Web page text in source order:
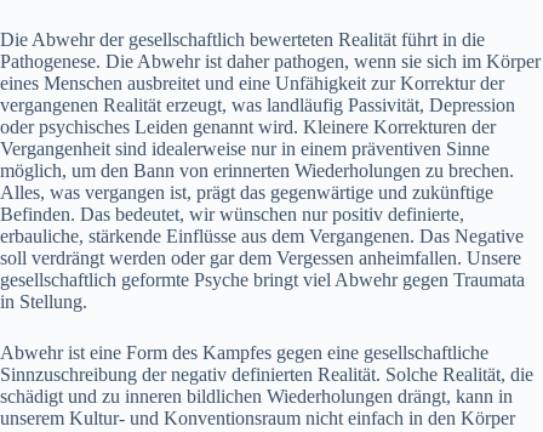
Die Abwehr der gesellschaftlich bewerteten Realität führt in die
Pathogenese. Die Abwehr ist daher pathogen, wenn sie sich im Körper
eines Menschen ausbreitet und eine Unfähigkeit zur Korrektur der
vergangenen Realität erzeugt, was landläufig Passivität, Depression
oder psychisches Leiden genannt wird. Kleinere Korrekturen der
Vergangenheit sind idealerweise nur in einem präventiven Sinne
möglich, um den Bann von erinnerten Wiederholungen zu brechen.
Alles, was vergangen ist, prägt das gegenwärtige und zukünftige
Befinden. Das bedeutet, wir wünschen nur positiv definierte,
erbauliche, stärkende Einflüsse aus dem Vergangenen. Das Negative
soll verdrängt werden oder gar dem Vergessen anheimfallen. Unsere
gesellschaftlich geformte Psyche bringt viel Abwehr gegen Traumata
in Stellung.
Abwehr ist eine Form des Kampfes gegen eine gesellschaftliche
Sinnzuschreibung der negativ definierten Realität. Solche Realität, die
schädigt und zu inneren bildlichen Wiederholungen drängt, kann in
unserem Kultur- und Konventionsraum nicht einfach in den Körper